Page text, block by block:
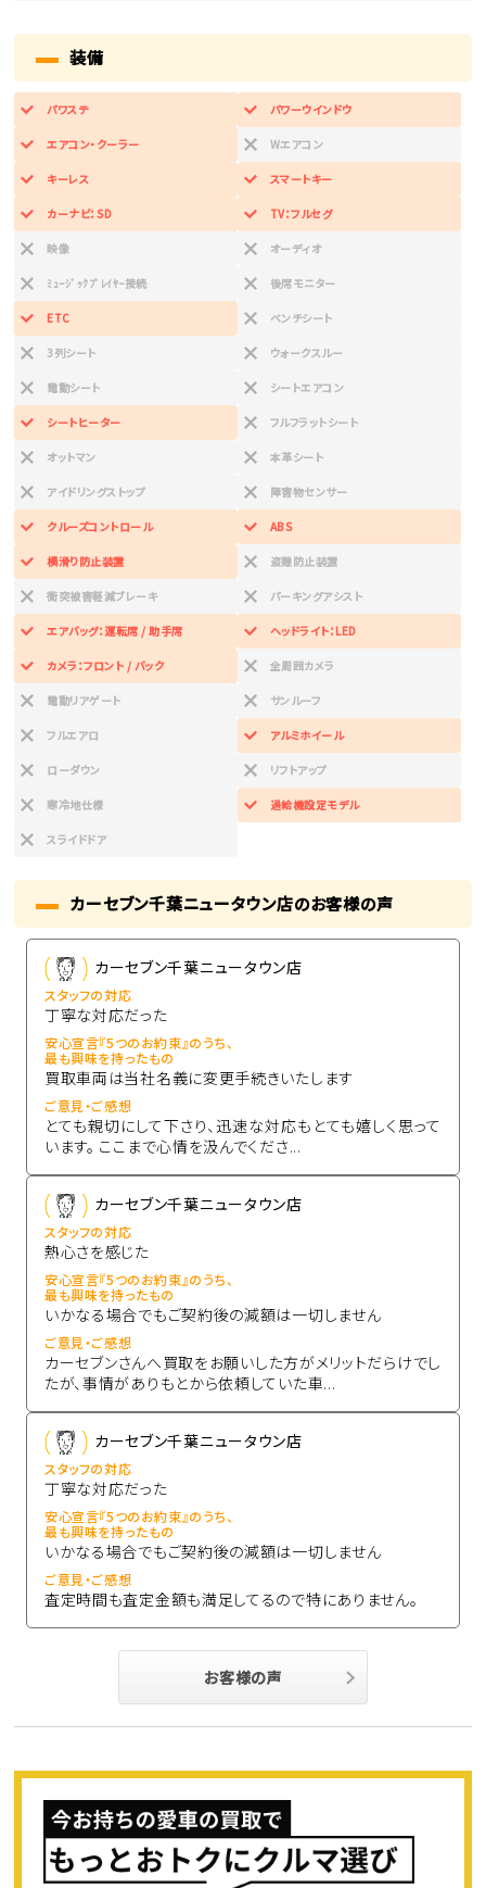
装備
パワステ パワーウインドウ
エアコン・クーラー Wエアコン
キーレス スマートキー
カーナビ：SD TV：フルセグ
映像 オーディオ
ﾐｭｰｼﾞｯｸﾌﾟﾚｲﾔｰ接続 後席モニター
ETC ベンチシート
3列シート ウォークスルー
電動シート シートエアコン
シートヒーター フルフラットシート
オットマン 本革シート
アイドリングストップ 障害物センサー
クルーズコントロール ABS
横滑り防止装置 盗難防止装置
衝突被害軽減ブレーキ パーキングアシスト
エアバッグ：運転席 / 助手席 ヘッドライト：LED
カメラ：フロント / バック 全周囲カメラ
電動リアゲート サンルーフ
フルエアロ アルミホイール
ローダウン リフトアップ
寒冷地仕様 過給機設定モデル
スライドドア
カーセブン千葉ニュータウン店のお客様の声
カーセブン千葉ニュータウン店
スタッフの対応
丁寧な対応だった
安心宣言『5つのお約束』のうち、
最も興味を持ったもの
買取車両は当社名義に変更手続きいたします
ご意見・ご感想
とても親切にして下さり、迅速な対応もとても嬉しく思って
います。 ここまで心情を汲んでくださ...
カーセブン千葉ニュータウン店
スタッフの対応
熱心さを感じた
安心宣言『5つのお約束』のうち、
最も興味を持ったもの
いかなる場合でもご契約後の減額は一切しません
ご意見・ご感想
カーセブンさんへ買取をお願いした方がメリットだらけでし
たが、事情がありもとから依頼していた車...
カーセブン千葉ニュータウン店
スタッフの対応
丁寧な対応だった
安心宣言『5つのお約束』のうち、
最も興味を持ったもの
いかなる場合でもご契約後の減額は一切しません
ご意見・ご感想
査定時間も査定金額も満足してるので特にありません。
お客様の声